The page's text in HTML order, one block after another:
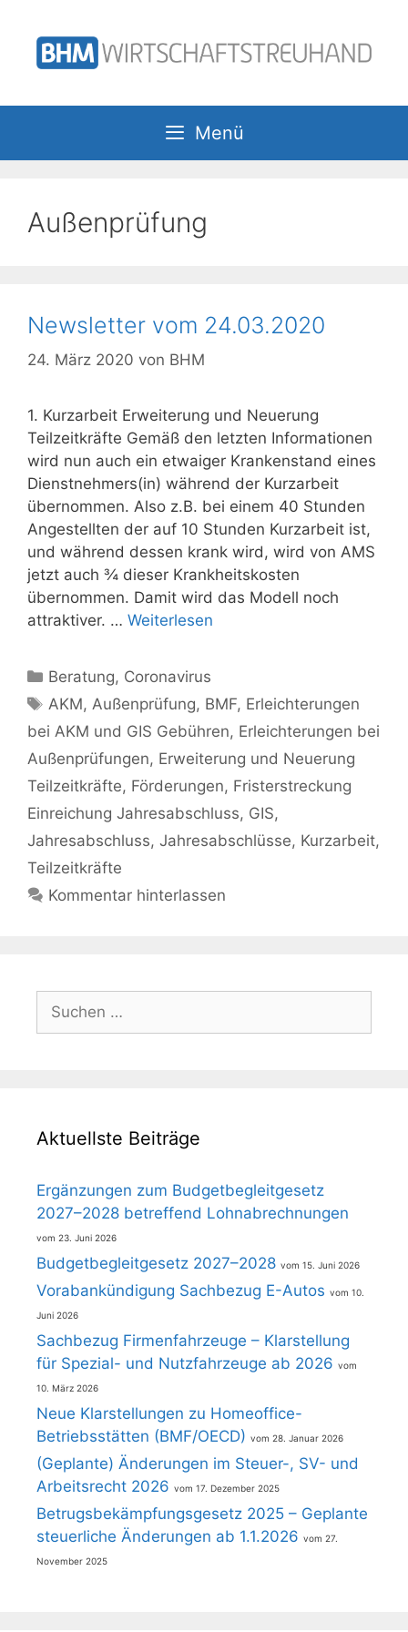
Inhalt
springen
Menü
Außenprüfung
Newsletter vom 24.03.2020
24. März 2020 von BHM
1. Kurzarbeit Erweiterung und Neuerung
Teilzeitkräfte Gemäß den letzten Informationen
wird nun auch ein etwaiger Krankenstand eines
Dienstnehmers(in) während der Kurzarbeit
übernommen. Also z.B. bei einem 40 Stunden
Angestellten der auf 10 Stunden Kurzarbeit ist,
und während dessen krank wird, wird von AMS
jetzt auch ¾ dieser Krankheitskosten
übernommen. Damit wird das Modell noch
attraktiver. … Weiterlesen
Kategorien
Beratung, Coronavirus
Schlagwörter
AKM,Außenprüfung, BMF, Erleichterungen
bei AKM und GIS Gebühren, Erleichterungen bei
Außenprüfungen, Erweiterung und Neuerung
Teilzeitkräfte, Förderungen, Fristerstreckung
Einreichung Jahresabschluss, GIS,
Jahresabschluss, Jahresabschlüsse, Kurzarbeit,
Teilzeitkräfte
Kommentar hinterlassen
Suchen
nach:
Aktuellste Beiträge
Ergänzungen zum Budgetbegleitgesetz
2027–2028 betreffend Lohnabrechnungen
23. Juni 2026
Budgetbegleitgesetz 2027–2028 15. Juni 2026
Vorabankündigung Sachbezug E-Autos 10.
Juni 2026
Sachbezug Firmenfahrzeuge – Klarstellung
für Spezial- und Nutzfahrzeuge ab 2026
10. März 2026
Neue Klarstellungen zu Homeoffice-
Betriebsstätten (BMF/OECD)
28. Januar 2026
(Geplante) Änderungen im Steuer-, SV- und
Arbeitsrecht 2026
17. Dezember 2025
Betrugsbekämpfungsgesetz 2025 – Geplante
steuerliche Änderungen ab 1.1.2026
27.
November 2025